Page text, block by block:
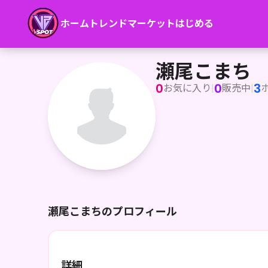
ホーム トレンドマーケットはじめる
瀬尾こまち
瀬尾こまち
0お気に入り |0販売中|3
瀬尾こまちのプロフィール